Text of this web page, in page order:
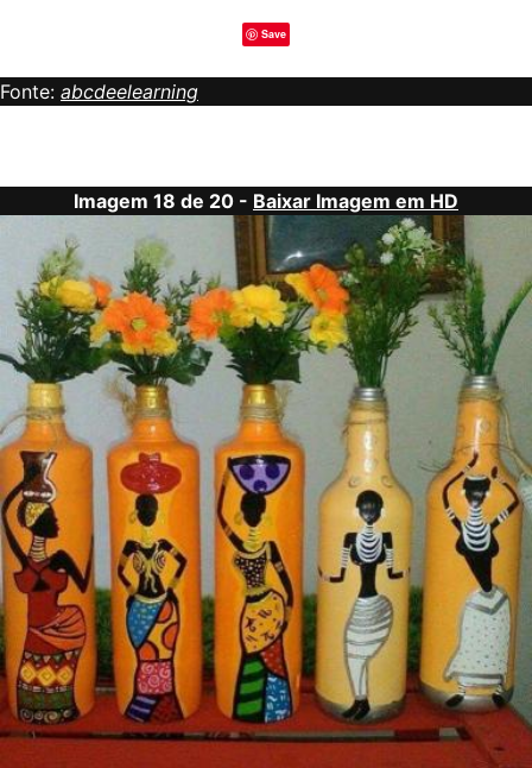
Save
Fonte: abcdeelearning
Imagem 18 de 20 - Baixar Imagem em HD